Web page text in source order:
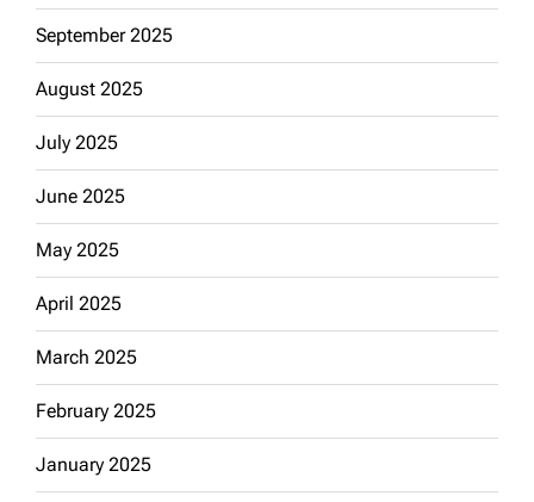
September 2025
August 2025
July 2025
June 2025
May 2025
April 2025
March 2025
February 2025
January 2025